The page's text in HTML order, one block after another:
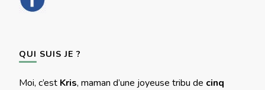
QUI SUIS JE ?
Moi, c’est Kris, maman d’une joyeuse tribu de cinq